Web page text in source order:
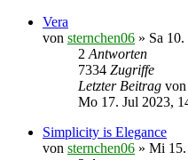
Vera
von sternchen06 » Sa
2 Antworten
7334 Zugriffe
Letzter Beitrag von
Mo 17. Jul 2023,
Simplicity is Elegance
von sternchen06 » Mi 15.